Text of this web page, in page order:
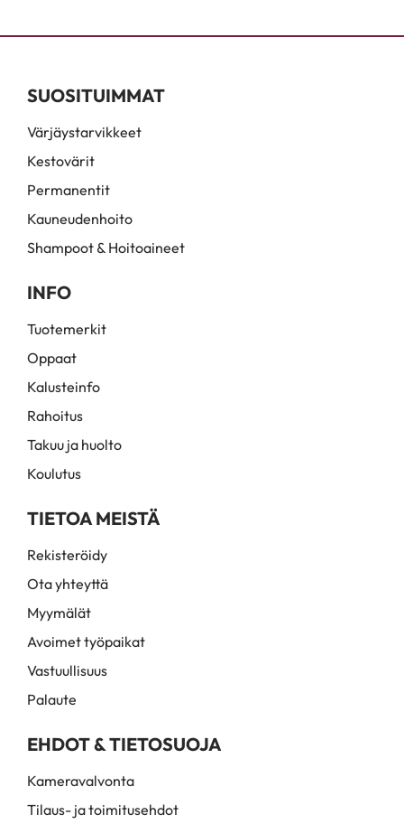
SUOSITUIMMAT
Värjäystarvikkeet
Kestovärit
Permanentit
Kauneudenhoito
Shampoot & Hoitoaineet
INFO
Tuotemerkit
Oppaat
Kalusteinfo
Rahoitus
Takuu ja huolto
Koulutus
TIETOA MEISTÄ
Rekisteröidy
Ota yhteyttä
Myymälät
Avoimet työpaikat
Vastuullisuus
Palaute
EHDOT & TIETOSUOJA
Kameravalvonta
Tilaus- ja toimitusehdot